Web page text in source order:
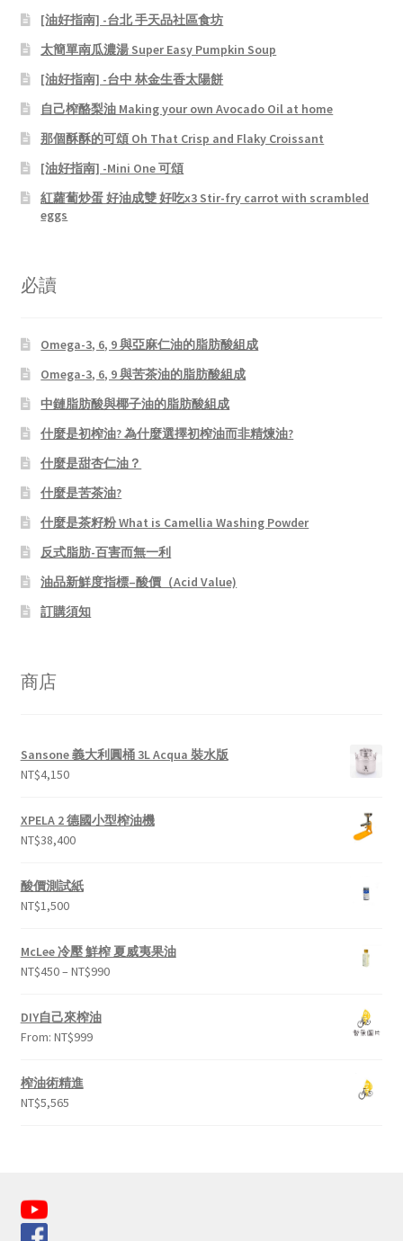
[油好指南] -台北 手天品社區食坊
太簡單南瓜濃湯 Super Easy Pumpkin Soup
[油好指南] -台中 林金生香太陽餅
自己榨酪梨油 Making your own Avocado Oil at home
那個酥酥的可頌 Oh That Crisp and Flaky Croissant
[油好指南] -Mini One 可頌
紅蘿蔔炒蛋 好油成雙 好吃x3 Stir-fry carrot with scrambled
eggs
必讀
Omega-3, 6, 9 與亞麻仁油的脂肪酸組成
Omega-3, 6, 9 與苦茶油的脂肪酸組成
中鏈脂肪酸與椰子油的脂肪酸組成
什麼是初榨油? 為什麼選擇初榨油而非精煉油?
什麼是甜杏仁油？
什麼是苦茶油?
什麼是茶籽粉 What is Camellia Washing Powder
反式脂肪-百害而無一利
油品新鮮度指標–酸價（Acid Value)
訂購須知
商店
Sansone 義大利圓桶 3L Acqua 裝水版
NT$4,150
XPELA 2 德國小型榨油機
NT$38,400
酸價測試紙
NT$1,500
McLee 冷壓 鮮榨 夏威夷果油
NT$450– NT$990
DIY自己來榨油
From: NT$999
榨油術精進
NT$5,565